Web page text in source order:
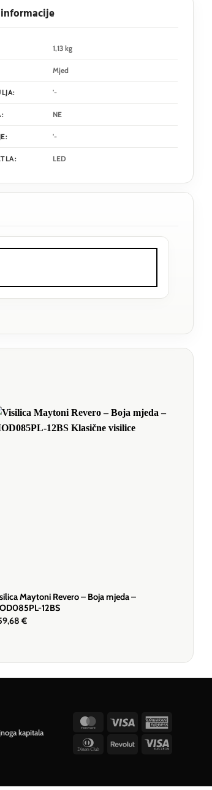
1,13 kg
Mjed
'-
NE
'-
LED
Maytoni Revero – Boja mjeda –
12BS
€
kapitala
MasterCard
Visa
DinnersRevolutVisa